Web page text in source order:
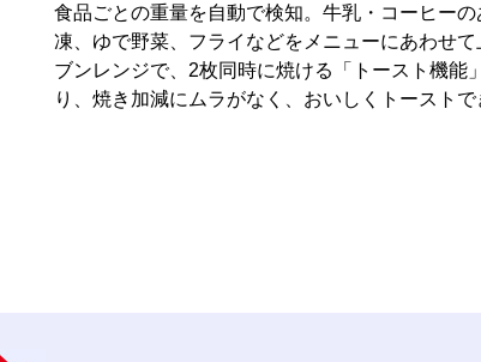
食品ごとの重量を自動で検知。牛乳・コーヒー
凍、ゆで野菜、フライなどをメニューにあわせ
ブンレンジで、2枚同時に焼ける「トースト機能
り、焼き加減にムラがなく、おいしくトーストで